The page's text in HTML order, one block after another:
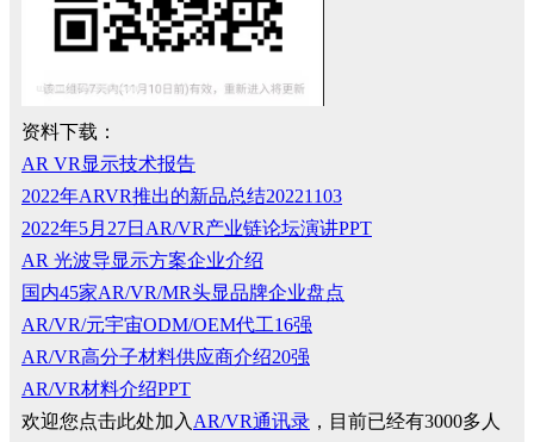
资料下载：
AR VR显示技术报告
2022年ARVR推出的新品总结20221103
2022年5月27日AR/VR产业链论坛演讲PPT
AR 光波导显示方案企业介绍
国内45家AR/VR/MR头显品牌企业盘点
AR/VR/元宇宙ODM/OEM代工16强
AR/VR高分子材料供应商介绍20强
AR/VR材料介绍PPT
欢迎您点击此处加入 AR/VR通讯录 ，目前已经有3000多人